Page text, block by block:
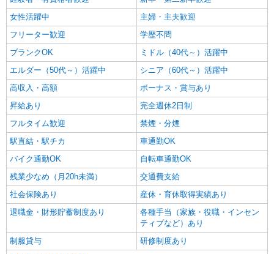
通費全支給(ガソリン代含む)＞
会津若松市
詳細を見る
女性活躍中
主婦・主夫歓迎
フリーター歓迎
学歴不問
ブランクOK
ミドル（40代～）活躍中
エルダー（50代～）活躍中
シニア（60代～）活躍中
高収入・高額
ボーナス・賞与あり
昇給あり
完全週休2日制
フルタイム歓迎
禁煙・分煙
駅直結・駅チカ
車通勤OK
バイク通勤OK
自転車通勤OK
残業少なめ（月20h未満）
交通費支給
社会保険あり
産休・育休取得実績あり
退職金・財形貯蓄制度あり
各種手当（家族・役職・インセン
ティブなど）あり
制服貸与
研修制度あり